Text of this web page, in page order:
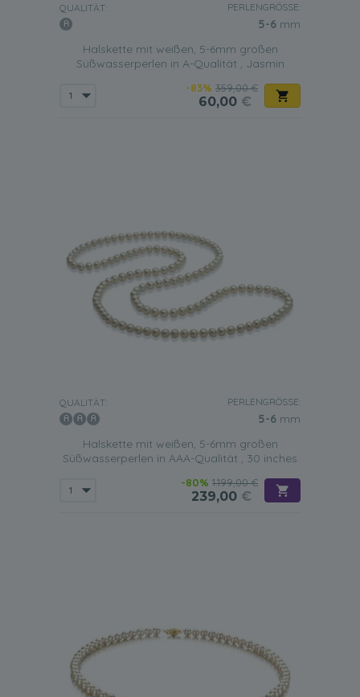
QUALITÄT: PERLENGRÖSSE:
5-6 mm
Halskette mit weißen, 5-6mm großen
Süßwasserperlen in A-Qualität , Jasmin
-83% 359,00 €
60,00 €
QUALITÄT: PERLENGRÖSSE:
5-6 mm
Halskette mit weißen, 5-6mm großen
Süßwasserperlen in AAA-Qualität , 30 inches
-80% 1.199,00 €
239,00 €